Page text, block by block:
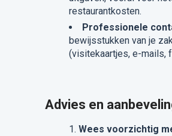
restaurantkosten.
Professionele
bewijsstukken van je
(visitekaartjes, e-mails,
Advies en
Wees voorzichtig